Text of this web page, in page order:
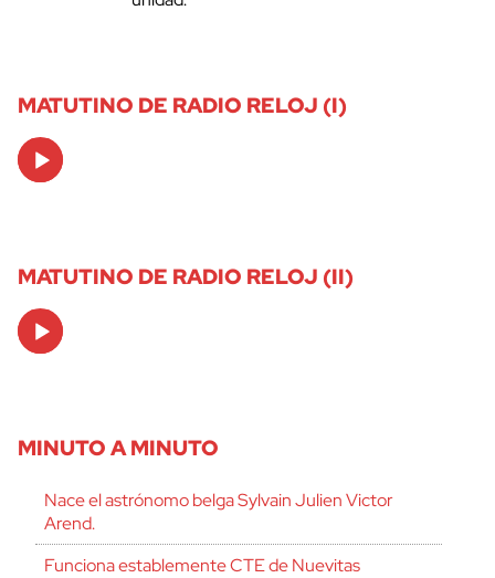
MATUTINO DE RADIO RELOJ (I)
Audio
Player
MATUTINO DE RADIO RELOJ (II)
Audio
Player
MINUTO A MINUTO
Nace el astrónomo belga Sylvain Julien Victor
Arend.
Funciona establemente CTE de Nuevitas